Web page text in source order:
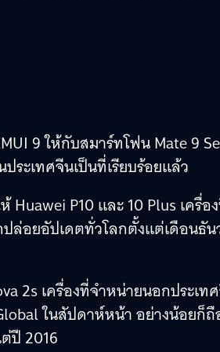
9 ให้กับสมาร์ทโฟน Mate 9
ระเทศจีนเป็นที่เรียบร้อยแล้ว
P10 และ 10 Plus เครื่อ
ล่อยอัปเดตทั่วโลกตั้งแต่เดือนธั
2s เครื่องที่จำหน่ายนอกประเ
ในสัปดาห์หน้า อย่างน้อยก็
ปี 2016